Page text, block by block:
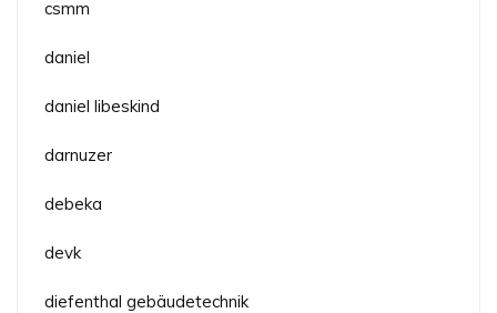
csmm
daniel
daniel libeskind
darnuzer
debeka
devk
diefenthal gebäudetechnik